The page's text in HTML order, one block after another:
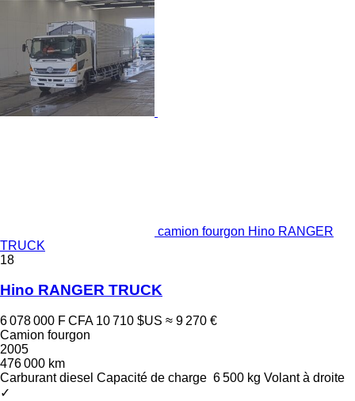
camion fourgon Hino RANGER
TRUCK
18
Hino RANGER TRUCK
6 078 000 F CFA 10 710 $US ≈ 9 270 €
Camion fourgon
2005
476 000 km
Carburant diesel Capacité de charge 6 500 kg Volant à droite
✓